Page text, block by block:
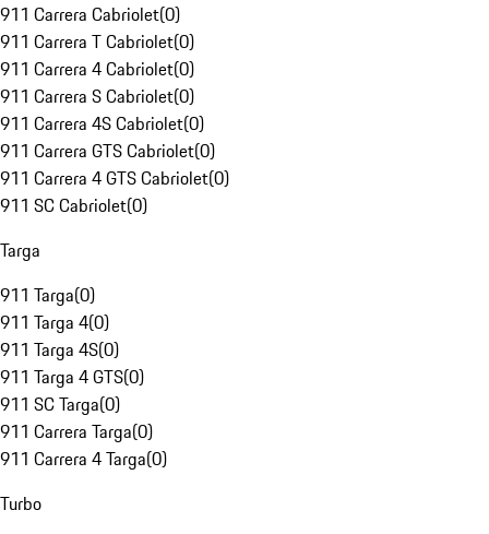
911 Carrera Cabriolet(0)
911 Carrera T Cabriolet(0)
911 Carrera 4 Cabriolet(0)
911 Carrera S Cabriolet(0)
911 Carrera 4S Cabriolet(0)
911 Carrera GTS Cabriolet(0)
911 Carrera 4 GTS Cabriolet(0)
911 SC Cabriolet(0)
Targa
911 Targa(0)
911 Targa 4(0)
911 Targa 4S(0)
911 Targa 4 GTS(0)
911 SC Targa(0)
911 Carrera Targa(0)
911 Carrera 4 Targa(0)
Turbo